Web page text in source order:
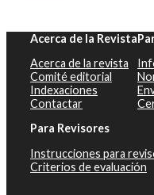
Acerca de la Revista
Acerca de la revista
Comité editorial
Indexaciones
Contactar
Para Revisores
Instrucciones para
Criterios de evaluación